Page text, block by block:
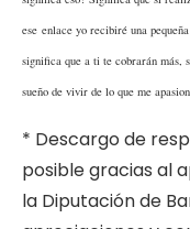
ese enlace yo recibiré una
significa que a ti te cobrarán más,
sueño de vivir de lo que me
* Descargo de
posible gracias al
la Diputación de